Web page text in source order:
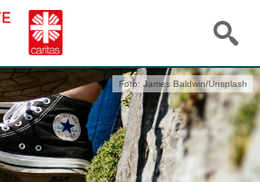
Foto: James Baldwin/Unsplash